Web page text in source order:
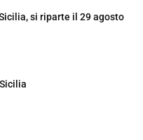
si riparte il 29 agosto